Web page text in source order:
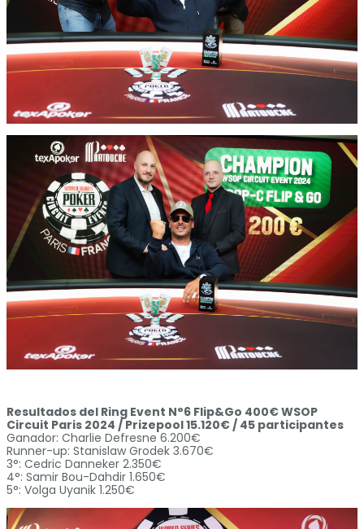
Resultados del Ring Event N°6 Flip&Go 400€ WSOP
Circuit Paris 2024 / Prizepool 15.120€ / 45 participantes
Ganador: Charlie Defresne 6.200€
Runner-up: Stanislaw Grodek 3.670€
3°: Cedric Danneker 2.350€
4°: Samir Bou-Dahdir 1.650€
5°: Volga Uyanik 1.250€